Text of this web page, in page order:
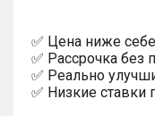
✅ Цена ниже
✅ Рассрочка без
✅ Реально
✅ Низкие ставки